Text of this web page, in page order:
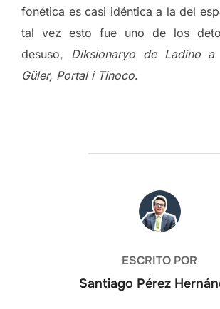
fonética es casi idéntica a la del
tal vez esto fue uno de los
desuso, Diksionaryo de Ladino a
Güler, Portal i Tinoco.
AUTOR DE LA ENTRADA
ESCRITO POR
Santiago Pérez